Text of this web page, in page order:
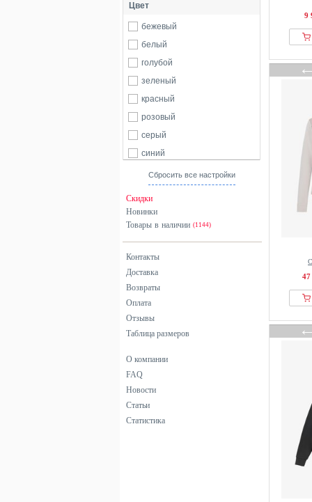
Цвет
бежевый
белый
голубой
зеленый
красный
розовый
серый
синий
черный
Сбросить все настройки
Скидки
Новинки
Товары в наличии (1144)
Контакты
Доставка
Возвраты
Оплата
Отзывы
Таблица размеров
О компании
FAQ
Новости
Статьи
Статистика
9
47